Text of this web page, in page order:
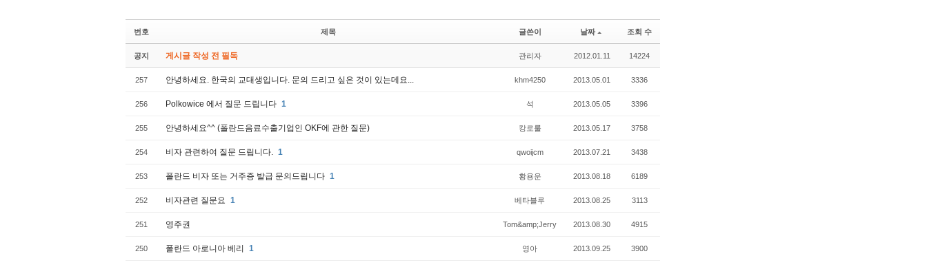
번호 제목 글쓴이 날짜 조회 수
공지 게시글 작성 전 필독 관리자 2012.01.11 14224
257 안녕하세요. 한국의 교대생입니다. 문의 드리고 싶은 것이 있는데요... khm4250 2013.05.01 3336
256 Polkowice 에서 질문 드립니다 1 석 2013.05.05 3396
255 안녕하세요^^ (폴란드음료수출기업인 OKF에 관한 질문) 캉로룰 2013.05.17 3758
254 비자 관련하여 질문 드립니다. 1 qwoijcm 2013.07.21 3438
253 폴란드 비자 또는 거주증 발급 문의드립니다 1 황용운 2013.08.18 6189
252 비자관련 질문요 1 베타블루 2013.08.25 3113
251 영주권 Tom&amp;Jerry 2013.08.30 4915
250 폴란드 아로니아 베리 1 영아 2013.09.25 3900